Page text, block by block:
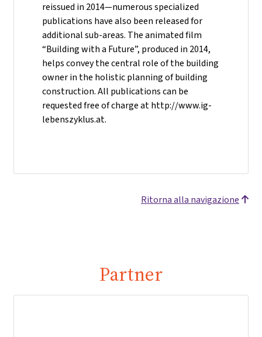
reissued in 2014—numerous specialized
publications have also been released for
additional sub-areas. The animated film
“Building with a Future”, produced in 2014,
helps convey the central role of the building
owner in the holistic planning of building
construction. All publications can be
requested free of charge at http://www.ig-
lebenszyklus.at.
Ritorna alla navigazione
Partner